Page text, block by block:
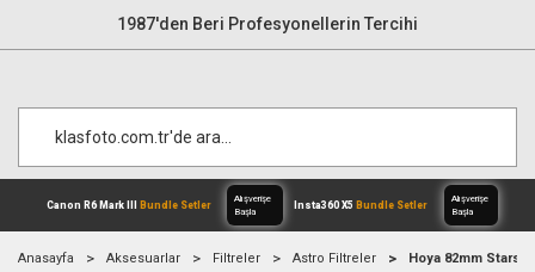
1987'den Beri Profesyonellerin Tercihi
Anasayfa Aksesuarlar Filtreler Astro Filtreler Hoya 82mm